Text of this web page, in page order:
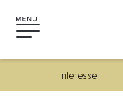
Interesse